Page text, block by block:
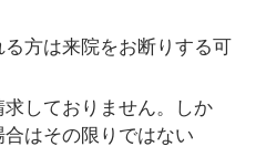
方は来院をお断りする可
しておりません。しか
はその限りではない